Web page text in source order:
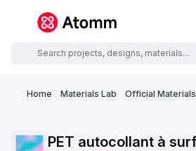
Home Materials Lab Official Materials